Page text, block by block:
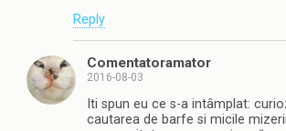
Reply
Comentatoramator
2016-08-03
Iti spun eu ce s-a intâmplat:
cautarea de barfe si micile